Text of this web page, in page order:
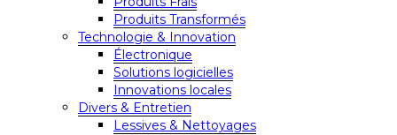
Produits Transformés
Technologie & Innovation
Électronique
Solutions logicielles
Innovations locales
Divers & Entretien
Lessives & Nettoyages